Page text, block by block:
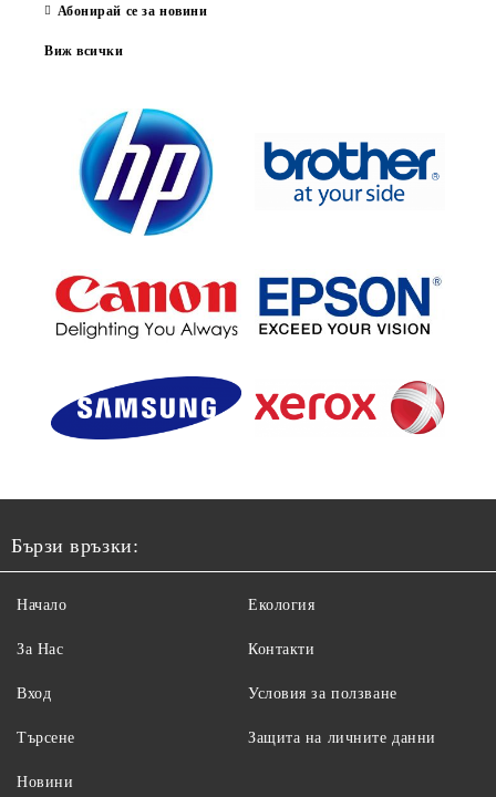
Абонирай се за новини
Виж всички
Бързи връзки:
Начало
За Нас
Вход
Търсене
Екология
Контакти
Условия за ползване
Защита на личните данни
Новини